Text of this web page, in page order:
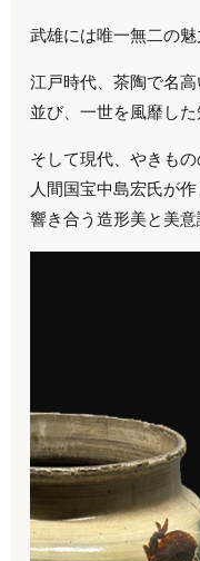
武雄には唯一無二の魅
江戸時代、茶陶で名
並び、一世を風靡し
そして現代、やきも
人間国宝中島宏氏が
響き合う造形美と美意